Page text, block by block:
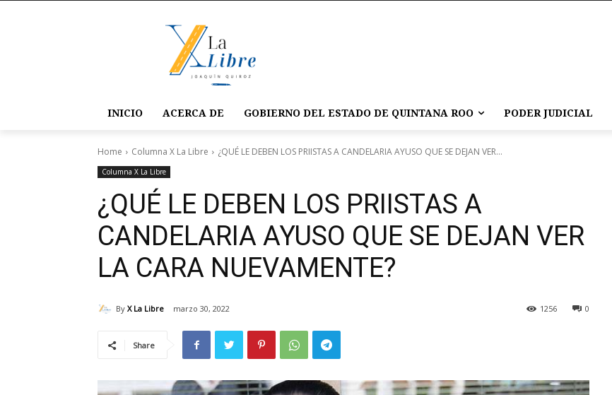
INICIO ACERCA DE GOBIERNO DEL ESTADO DE QUINTANA ROO PODER JUDICIAL
Home Columna X La Libre ¿QUÉ LE DEBEN LOS PRIISTAS A CANDELARIA AYUSO QUE SE DEJAN VER...
Columna X La Libre
¿QUÉ LE DEBEN LOS PRIISTAS A
CANDELARIA AYUSO QUE SE DEJAN VER
LA CARA NUEVAMENTE?
By X La Libre marzo 30, 2022 0
1256
Share